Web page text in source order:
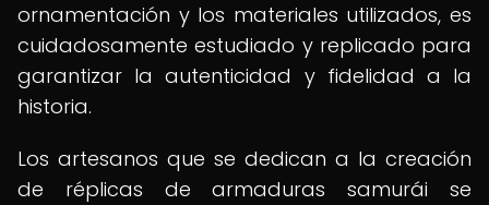
ornamentación y los materiales utilizados, es
cuidadosamente estudiado y replicado para
garantizar la autenticidad y fidelidad a la
historia.
Los artesanos que se dedican a la creación
de réplicas de armaduras samurái se